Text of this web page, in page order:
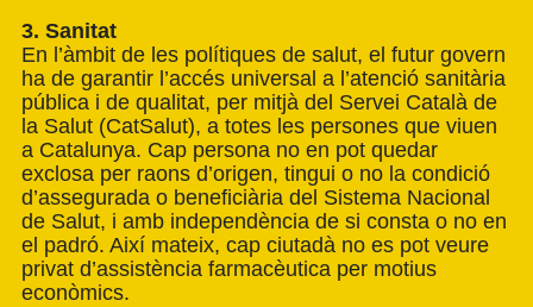
3. Sanitat
En l’àmbit de les polítiques de salut, el futur govern
ha de garantir l’accés universal a l’atenció sanitària
pública i de qualitat, per mitjà del Servei Català de
la Salut (CatSalut), a totes les persones que viuen
a Catalunya. Cap persona no en pot quedar
exclosa per raons d’origen, tingui o no la condició
d’assegurada o beneficiària del Sistema Nacional
de Salut, i amb independència de si consta o no en
el padró. Així mateix, cap ciutadà no es pot veure
privat d’assistència farmacèutica per motius
econòmics.